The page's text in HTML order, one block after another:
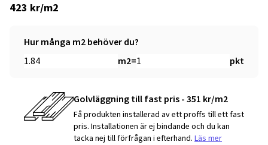
423 kr/m2
Hur många m2 behöver du?
m2= pkt
Golvläggning till fast pris - 351 kr/m2
Få produkten installerad av ett proffs till ett fast
pris. Installationen är ej bindande och du kan
tacka nej till förfrågan i efterhand.Läs mer